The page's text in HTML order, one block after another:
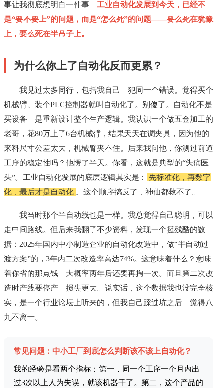
事让我彻底想明白一件事： 工业自动化发展到今天，已经不
是“要不要上”的问题，而是“怎么死”的问题——要么死在犹豫
上，要么死在半吊子上。
为什么你上了自动化反而更累？
我见过太多同行，包括我自己，犯同一个错误。觉得买个
机械臂、装个PLC控制器就叫自动化了。别傻了。自动化不是
买设备，是重新设计整个生产逻辑。我认识一个做五金加工的
老哥，花80万上了6台机械臂，结果天天在调夹具，因为他的
来料尺寸公差太大，机械臂夹不住。后来我问他，你测过前道
工序的稳定性吗？他愣了半天。你看，这就是典型的“头痛医
头”。工业自动化发展的底层逻辑其实是：
先标准化，再数字
化，最后才是自动化 。这个顺序搞反了，神仙都救不了。
我当时那个半自动线也是一样。我总觉得自己聪明，可以
走中间路线。但后来我翻了不少资料，发现一个挺残酷的数
据：2025年国内中小制造企业的自动化改造中，做“半自动过
渡方案”的，3年内二次改造率高达74%。这意味着什么？意味
着你省的那点钱，大概率两年后还要再掏一次。而且第二次改
造时产线要停产，损失更大。说实话，这个数据我也没完全核
实，是一个行业论坛上听来的，但我自己踩过坑之后，觉得八
九不离十。
常见问题：中小工厂到底怎么判断该不该上自动化？
我的经验是看两个指标：第一，同一个工序一个月内出
过3次以上人为失误，就该机器干了。第二，这个产品的